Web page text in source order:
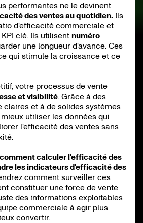
performantes ne le devinent
des ventes au quotidien. Ils
d'efficacité commerciale et
clé. Ils utilisent numéro
une longueur d'avance. Ces
qui stimule la croissance et ce
votre processus de vente
et visibilité. Grâce à des
claires et à de solides systèmes
utiliser les données qui
l'efficacité des ventes sans
calculer l'efficacité des
les indicateurs d'efficacité des
comment surveiller ces
constituer une force de vente
des informations exploitables
commerciale à agir plus
convertir.